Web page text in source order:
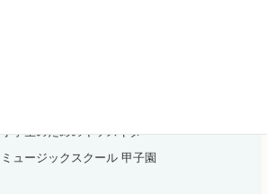
小学生のためのキッズギター
ミュージックスクール 甲子園